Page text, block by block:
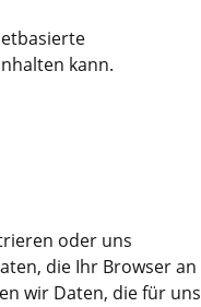
kann.
oder uns
die Ihr Browser an
wir Daten, die für uns